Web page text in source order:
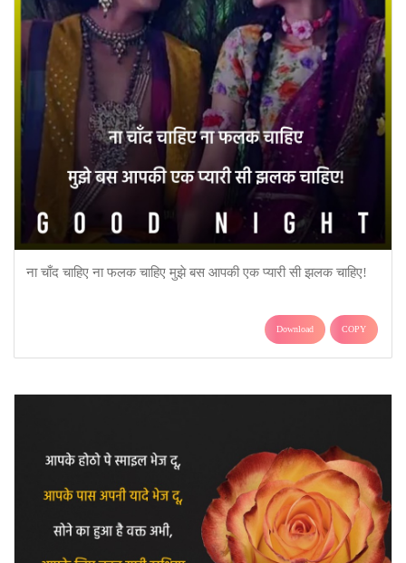
ना चाँद चाहिए ना फलक चाहिए मुझे बस आपकी एक प्यारी सी झलक चाहिए!
Download COPY